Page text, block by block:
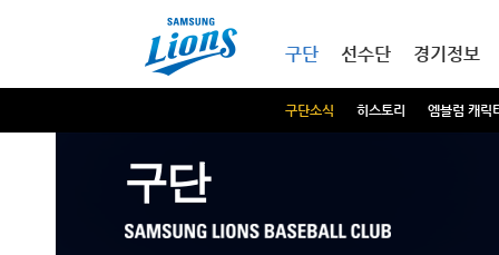
구단
구단소식 히스토리 엠블럼 캐릭
선수단 경기정보
구단